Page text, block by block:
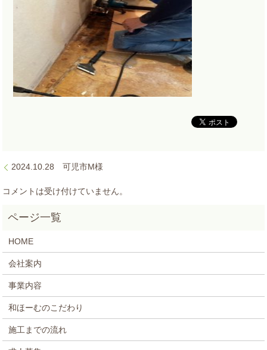
2024.10.28 可児市M様
コメントは受け付けていません。
HOME
会社案内
事業内容
和ほーむのこだわり
施工までの流れ